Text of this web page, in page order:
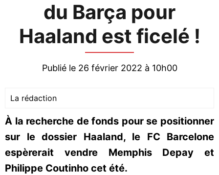
du Barça pour
Haaland est ficelé !
Publié le 26 février 2022 à 10h00
La rédaction
À la recherche de fonds pour se positionner
sur le dossier Haaland, le FC Barcelone
espèrerait vendre Memphis Depay et
Philippe Coutinho cet été.